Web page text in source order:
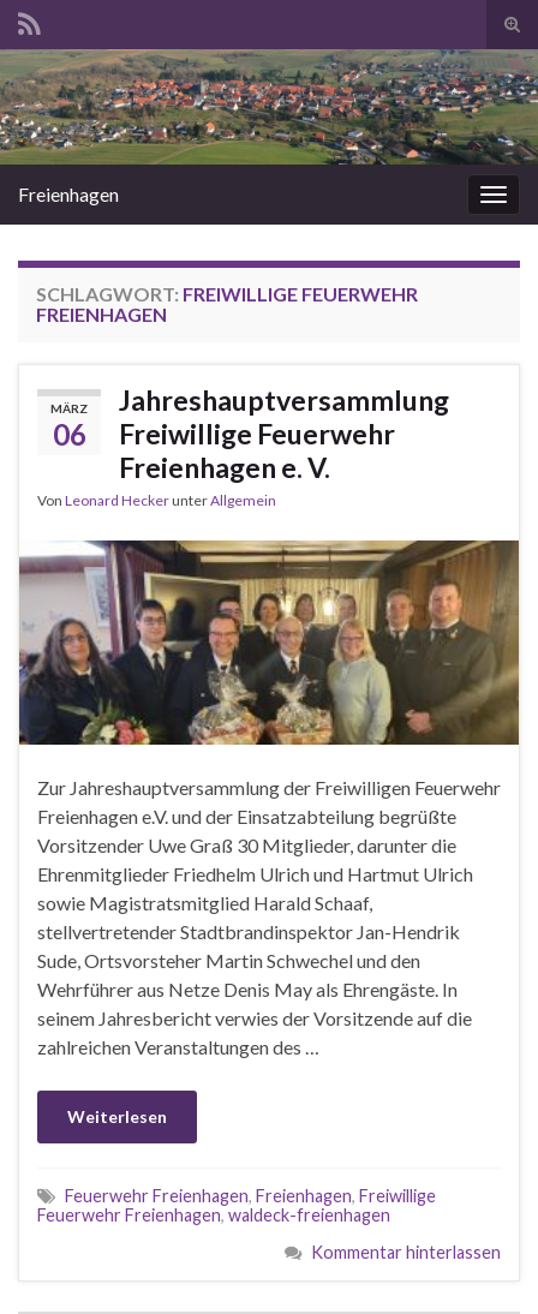
Search for:
Freienhagen
SCHLAGWORT: FREIWILLIGE FEUERWEHR
FREIENHAGEN
MÄRZ
06
Jahreshauptversammlung
Freiwillige Feuerwehr
Freienhagen e. V.
Von Leonard HeckerunterAllgemein
Zur Jahreshauptversammlung der Freiwilligen Feuerwehr
Freienhagen e.V. und der Einsatzabteilung begrüßte
Vorsitzender Uwe Graß 30 Mitglieder, darunter die
Ehrenmitglieder Friedhelm Ulrich und Hartmut Ulrich
sowie Magistratsmitglied Harald Schaaf,
stellvertretender Stadtbrandinspektor Jan-Hendrik
Sude, Ortsvorsteher Martin Schwechel und den
Wehrführer aus Netze Denis May als Ehrengäste. In
seinem Jahresbericht verwies der Vorsitzende auf die
zahlreichen Veranstaltungen des …
Weiterlesen
Feuerwehr Freienhagen, Freienhagen, Freiwillige
Feuerwehr Freienhagen, waldeck-freienhagen
Kommentar hinterlassen